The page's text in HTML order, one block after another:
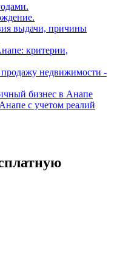
выдачи, причины
критерии,
недвижимости -
бизнес в Анапе
с учетом реалий